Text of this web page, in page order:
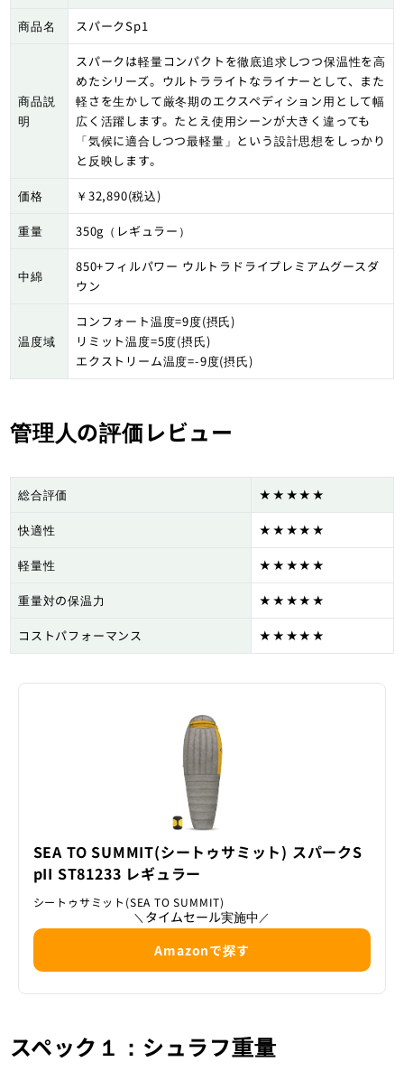
商品名 スパークSp1
商品説
明
スパークは軽量コンパクトを徹底追求しつつ保温性を高
めたシリーズ。ウルトラライトなライナーとして、また
軽さを生かして厳冬期のエクスペディション用として幅
広く活躍します。たとえ使用シーンが大きく違っても
「気候に適合しつつ最軽量」という設計思想をしっかり
と反映します。
価格 ￥32,890(税込)
重量 350g（レギュラー）
中綿
850+フィルパワー ウルトラドライプレミアムグースダ
ウン
温度域
コンフォート温度=9度(摂氏)
リミット温度=5度(摂氏)
エクストリーム温度=-9度(摂氏)
管理人の評価レビュー
総合評価 ★★★★★
快適性 ★★★★★
軽量性 ★★★★★
重量対の保温力 ★★★★★
コストパフォーマンス ★★★★★
SEA TO SUMMIT(シートゥサミット) スパークS
pII ST81233 レギュラー
シートゥサミット(SEA TO SUMMIT)
＼ タイムセール実施中 ／
Amazonで探す
スペック１：シュラフ重量